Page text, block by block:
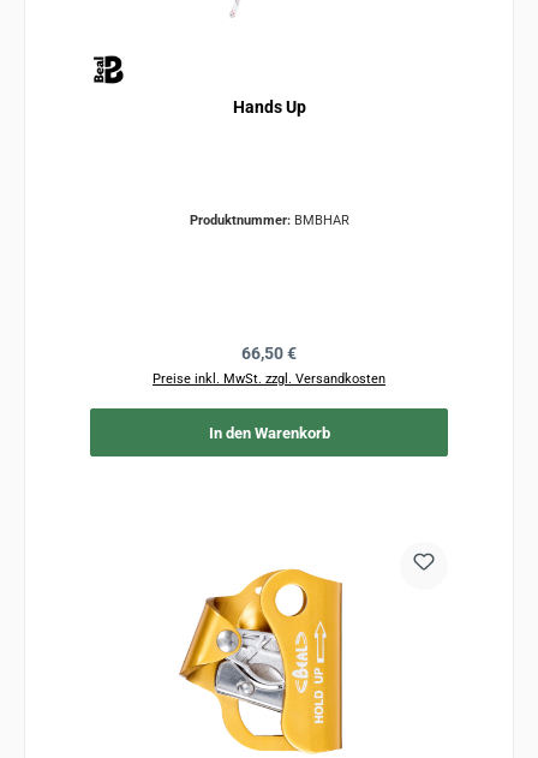
Hands Up
Produktnummer: BMBHAR
Regulärer Preis:
66,50 €
Preise inkl. MwSt. zzgl. Versandkosten
In den Warenkorb